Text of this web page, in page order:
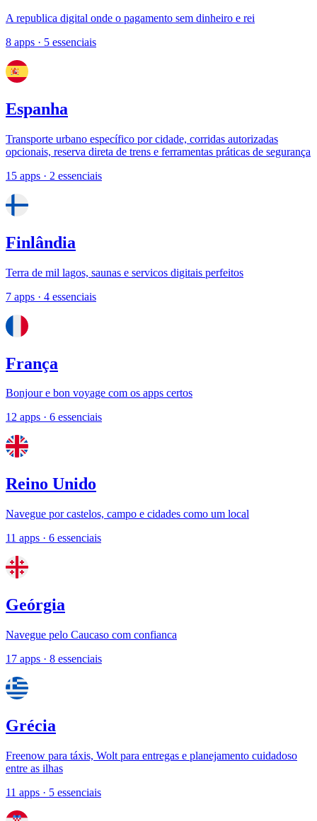
A republica digital onde o pagamento sem dinheiro e rei
8 apps · 5 essenciais
Espanha
Transporte urbano específico por cidade, corridas autorizadas
opcionais, reserva direta de trens e ferramentas práticas de segurança
15 apps · 2 essenciais
Finlândia
Terra de mil lagos, saunas e servicos digitais perfeitos
7 apps · 4 essenciais
França
Bonjour e bon voyage com os apps certos
12 apps · 6 essenciais
Reino Unido
Navegue por castelos, campo e cidades como um local
11 apps · 6 essenciais
Geórgia
Navegue pelo Caucaso com confianca
17 apps · 8 essenciais
Grécia
Freenow para táxis, Wolt para entregas e planejamento cuidadoso
entre as ilhas
11 apps · 5 essenciais